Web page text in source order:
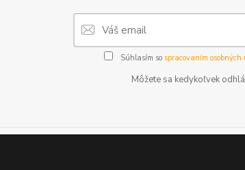
Súhlasím so spracovaním osobných
Môžete sa kedykoľvek